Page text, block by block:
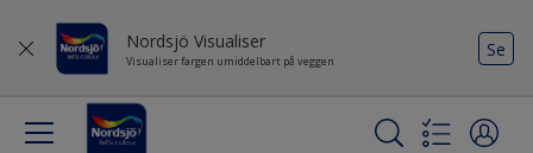
Nordsjö Visualiser
Visualiser fargen umiddelbart på veggen
Se